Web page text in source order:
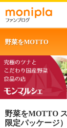
野菜をMOTTO
野菜をMOTTO
限定パッケージ）